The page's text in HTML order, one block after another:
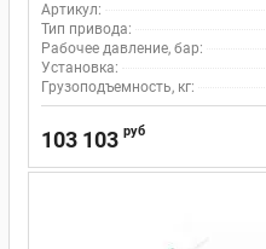
Артикул:
Тип привода:
Рабочее давление, бар:
Установка:
Грузоподъемность, кг:
103 103 руб